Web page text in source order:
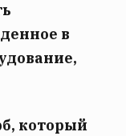
в
который